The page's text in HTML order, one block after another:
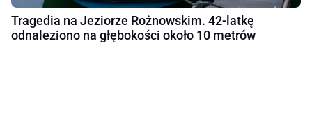
Tragedia na Jeziorze Rożnowskim. 42-latkę
odnaleziono na głębokości około 10 metrów